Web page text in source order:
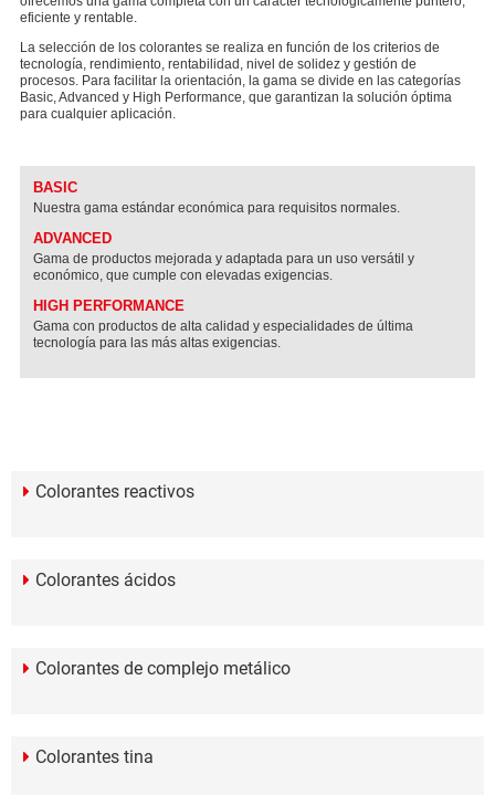
eficiente y rentable.
La selección de los colorantes se realiza en función de los criterios de
tecnología, rendimiento, rentabilidad, nivel de solidez y gestión de
procesos. Para facilitar la orientación, la gama se divide en las categorías
Basic, Advanced y High Performance, que garantizan la solución óptima
para cualquier aplicación.
BASIC
Nuestra gama estándar económica para requisitos normales.
ADVANCED
Gama de productos mejorada y adaptada para un uso versátil y
económico, que cumple con elevadas exigencias.
HIGH PERFORMANCE
Gama con productos de alta calidad y especialidades de última
tecnología para las más altas exigencias.
Colorantes reactivos
Colorantes ácidos
Colorantes de complejo metálico
Colorantes tina